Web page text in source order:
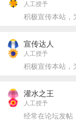
人工授予
积极宣传本站，
宣传达人
人工授予
积极宣传本站，
灌水之王
人工授予
经常在论坛发帖